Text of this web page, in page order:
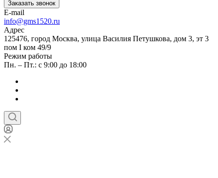
Заказать звонок
E-mail
info@gms1520.ru
Адрес
125476, город Москва, улица Василия Петушкова, дом 3, эт 3
пом I ком 49/9
Режим работы
Пн. – Пт.: с 9:00 до 18:00